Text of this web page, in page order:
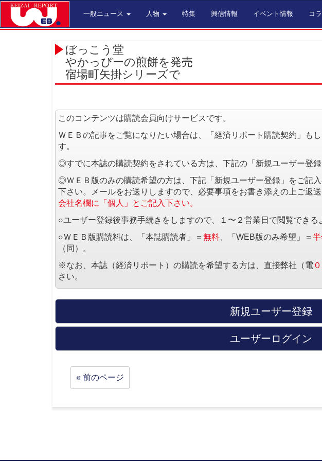
一般ニュース 人物 特集 興信情報 イベント情報 コ
ぼっこう堂
やかっぴーの煎餅を発売
宿場町矢掛シリーズで
このコンテンツは購読会員向けサービスです。
ＷＥＢの記事をご覧になりたい場合は、「経済リポート購読契約」も
す。
◎すでに本誌の購読契約をされている方は、下記の「新規ユーザー登録
◎ＷＥＢ版のみの購読希望の方は、下記「新規ユーザー登録」をご記入
下さい。メールをお送りしますので、必要事項をお書き添えの上ご返送
会社名欄に「個人」とご記入下さい。
○ユーザー登録後事務手続きをしますので、１〜２営業日で閲覧できる
○ＷＥＢ版購読料は、「本誌購読者」＝ 無料 、「WEB版のみ希望」＝
（同）。
※なお、本誌（経済リポート）の購読を希望する方は、直接弊社（電
さい。
新規ユーザー登録
ユーザーログイン
« 前のページ